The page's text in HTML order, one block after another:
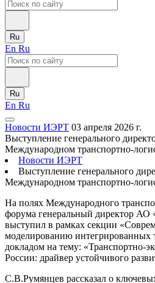
Ru
En Ru
Ru
En Ru
Новости ИЭРТ 03 апреля 2026 г.
Выступление генерального
Международном транспортно-
Новости ИЭРТ
Выступление генерального
Международном транспортно-
На полях Международного
форума генеральный директор
выступил в рамках секции
моделированию интегрированных
докладом на тему: «Транспортно-
России: драйвер устойчивого
С.В.Румянцев рассказал о